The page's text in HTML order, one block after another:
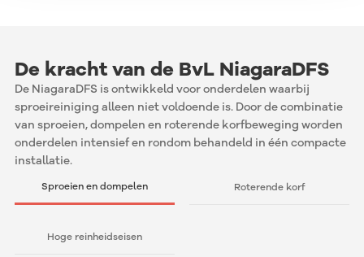
De kracht van de BvL NiagaraDFS
De NiagaraDFS is ontwikkeld voor onderdelen waarbij
sproeireiniging alleen niet voldoende is. Door de combinatie
van sproeien, dompelen en roterende korfbeweging worden
onderdelen intensief en rondom behandeld in één compacte
installatie.
Sproeien en dompelen Roterende korf
Hoge reinheidseisen